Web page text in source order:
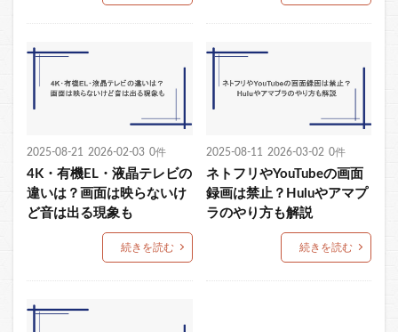
2025-08-21 2026-02-03 0件
4K・有機EL・液晶テレビの
違いは？画面は映らないけ
ど音は出る現象も
続きを読む
2025-08-11 2026-03-02 0件
ネトフリやYouTubeの画面
録画は禁止？Huluやアマプ
ラのやり方も解説
続きを読む